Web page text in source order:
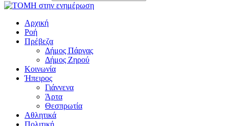
Αρχική
Ροή
Πρέβεζα
Δήμος Πάργας
Δήμος Ζηρού
Κοινωνία
Ήπειρος
Γιάννενα
Άρτα
Θεσπρωτία
Αθλητικά
Πολιτική